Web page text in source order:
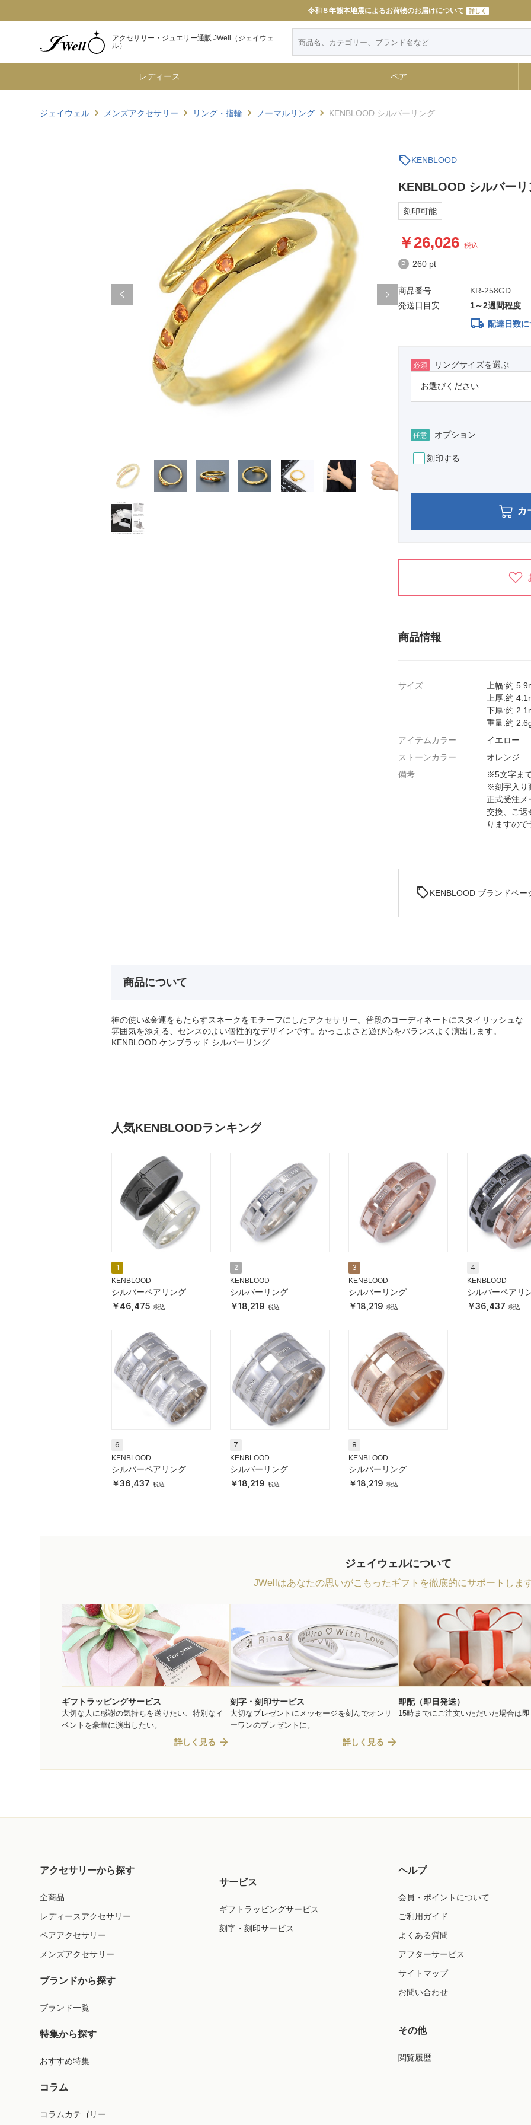
令和８年熊本地震によるお荷物のお届けについて 詳しく
アクセサリー・ジュエリー通販 JWell（ジェイウェ
ル）
レディース ペア
ジェイウェル メンズアクセサリー リング・指輪 ノーマルリング KENBLOOD シルバーリング
sellKENBLOOD
KENBLOOD シルバーリ
刻印可能
26,026 税込
260 pt
商品番号
KR-258GD
発送日目安
1～2週間程度
local_shipping 配達日数
必須 リングサイズを選ぶ
任意 オプション
刻印する
カ
商品情報
サイズ
上幅:約
上厚:約
下厚:約
重量:約
アイテムカラー
イエロー
ストーンカラー
オレンジ
備考
※5文字ま
※刻字入り
正式受注メ
交換、ご返
りますの
sellKENBLOOD ブランドペー
商品について
神の使い&金運をもたらすスネークをモチーフにしたアクセサリー。普段のコーディネートにスタイリッシュな
雰囲気を添える、センスのよい個性的なデザインです。かっこよさと遊び心をバランスよく演出します。
KENBLOOD ケンブラッド シルバーリング
人気KENBLOODランキング
1
KENBLOOD
シルバーペアリング
46,475
2
KENBLOOD
シルバーリング
18,219
3
KENBLOOD
シルバーリング
18,219
4
KENBLOOD
シルバーペアリ
36,437
6
KENBLOOD
シルバーペアリング
36,437
7
KENBLOOD
シルバーリング
18,219
8
KENBLOOD
シルバーリング
18,219
ジェイウェルについて
JWellはあなたの思いがこもったギフトを徹底的にサポートしま
ギフトラッピングサービス
大切な人に感謝の気持ちを送りたい、特別なイ
ベントを豪華に演出したい。
詳しく見る arrow_forward
刻字・刻印サービス
大切なプレゼントにメッセージを刻んでオンリ
ーワンのプレゼントに。
詳しく見る arrow_forward
即配（即日発送）
15時までにご注文いただいた場合は
アクセサリーから探す
全商品
レディースアクセサリー
ペアアクセサリー
メンズアクセサリー
ブランドから探す
ブランド一覧
特集から探す
おすすめ特集
コラム
コラムカテゴリー
サービス
ギフトラッピングサービス
刻字・刻印サービス
ヘルプ
会員・ポイントについて
ご利用ガイド
よくある質問
アフターサービス
サイトマップ
お問い合わせ
その他
閲覧履歴